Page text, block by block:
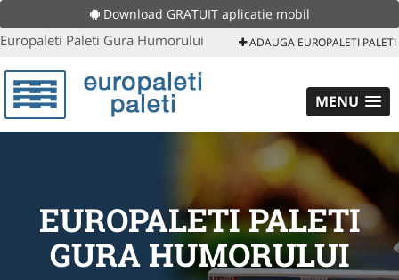
Download GRATUIT aplicatie mobil
Europaleti Paleti Gura Humorului ADAUGA EUROPALETI PALETI
MENU
EUROPALETI PALETI
GURA HUMORULUI